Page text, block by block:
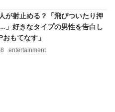
が射止める？「飛びついたり押
」好きなタイプの男性を告白し
もてなす」
entertainment